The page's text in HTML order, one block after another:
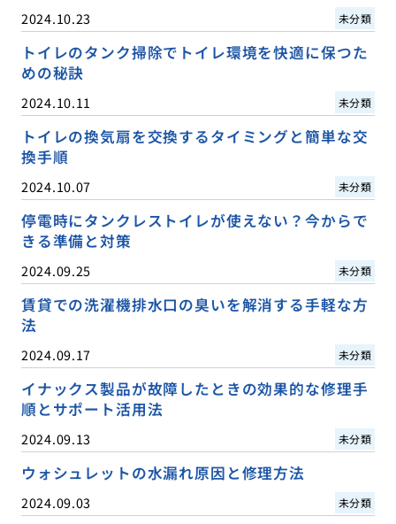
2024.10.23 未分類
トイレのタンク掃除でトイレ環境を快適に保つた
めの秘訣
2024.10.11 未分類
トイレの換気扇を交換するタイミングと簡単な交
換手順
2024.10.07 未分類
停電時にタンクレストイレが使えない？今からで
きる準備と対策
2024.09.25 未分類
賃貸での洗濯機排水口の臭いを解消する手軽な方
法
2024.09.17 未分類
イナックス製品が故障したときの効果的な修理手
順とサポート活用法
2024.09.13 未分類
ウォシュレットの水漏れ原因と修理方法
2024.09.03 未分類